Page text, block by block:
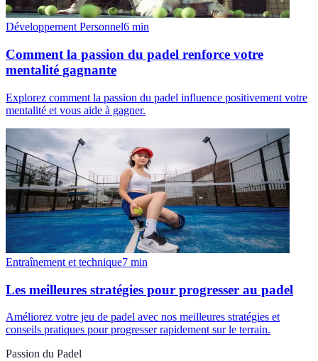
Développement Personnel6 min
Comment la passion du padel renforce votre
mentalité gagnante
Explorez comment la passion du padel influence positivement votre
mentalité et vous aide à gagner.
Entraînement et technique7 min
Les meilleures stratégies pour progresser au padel
Améliorez votre jeu de padel avec nos meilleures stratégies et
conseils pratiques pour progresser rapidement sur le terrain.
Passion du Padel